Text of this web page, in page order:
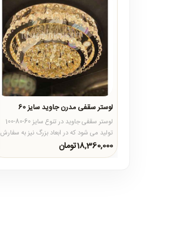
لوستر سقفی مدرن جاوید سایز 60
لوستر سقفی جاوید در تنوع سایز 60-80-100
تولید می شود که در ابعاد بزرگ نیز به سفارش
مشتری قابل تولید ..
18,360,000تومان